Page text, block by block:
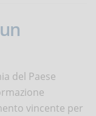
del Paese
vincente per